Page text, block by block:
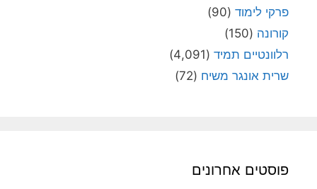
פרקי לימוד (90)
קורונה (150)
רלוונטיים תמיד (4,091)
שרית אונגר משיח (72)
פוסטים אחרונים